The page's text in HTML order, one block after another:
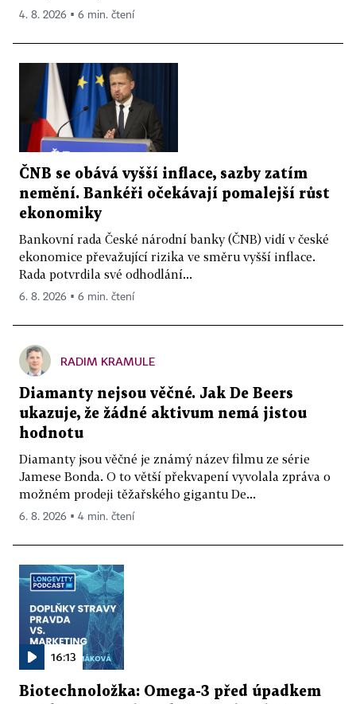
4. 8. 2026 ▪ 6 min. čtení
ČNB se obává vyšší inflace, sazby zatím
nemění. Bankéři očekávají pomalejší růst
ekonomiky
Bankovní rada České národní banky (ČNB) vidí v české
ekonomice převažující rizika ve směru vyšší inflace.
Rada potvrdila své odhodlání...
6. 8. 2026 ▪ 6 min. čtení
RADIM KRAMULE
Diamanty nejsou věčné. Jak De Beers
ukazuje, že žádné aktivum nemá jistou
hodnotu
Diamanty jsou věčné je známý název filmu ze série
Jamese Bonda. O to větší překvapení vyvolala zpráva o
možném prodeji těžařského gigantu De...
6. 8. 2026 ▪ 4 min. čtení
16:13
Biotechnoložka: Omega-3 před úpadkem